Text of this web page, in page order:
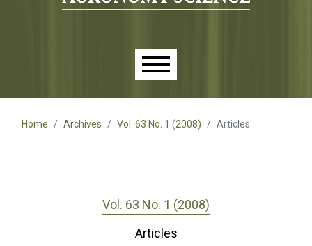
Main menu
Home Archives Vol. 63 No. 1 (2008) Articles
Vol. 63 No. 1 (2008)
Articles